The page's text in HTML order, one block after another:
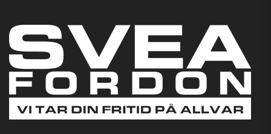
GOES 500 L EPS
TERROX BY
CFMOTO T3B
69.900,00kr